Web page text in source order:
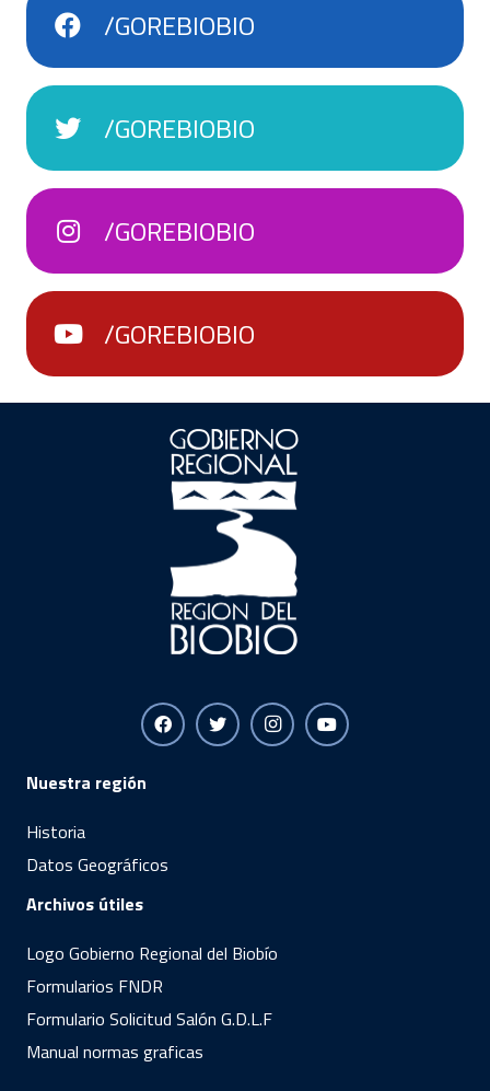
/GOREBIOBIO
/GOREBIOBIO
/GOREBIOBIO
/GOREBIOBIO
Nuestra región
Historia
Datos Geográficos
Archivos útiles
Logo Gobierno Regional del Biobío
Formularios FNDR
Formulario Solicitud Salón G.D.L.F
Manual normas graficas